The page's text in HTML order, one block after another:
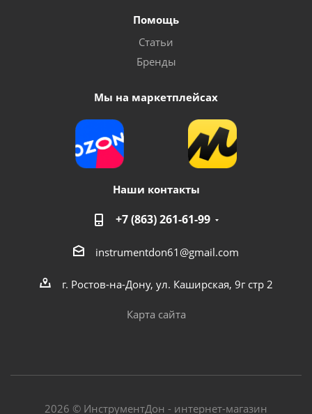
Помощь
Статьи
Бренды
Мы на маркетплейсах
Наши контакты
+7 (863) 261-61-99
instrumentdon61@gmail.com
г. Ростов-на-Дону, ул. Каширская, 9г стр 2
Карта сайта
2026 © ИнструментДон - интернет-магазин